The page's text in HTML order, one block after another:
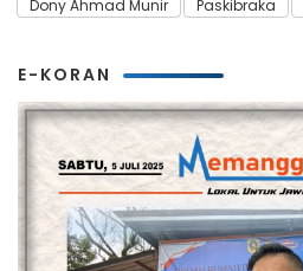
Dony Ahmad Munir
Paskibraka
E-KORAN